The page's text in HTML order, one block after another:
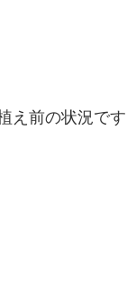
え前の状況で